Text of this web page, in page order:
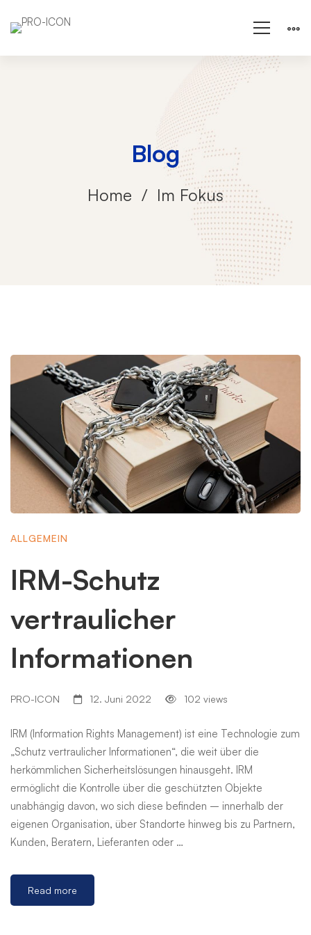
Blog
Home Im Fokus
ALLGEMEIN
IRM-Schutz
vertraulicher
Informationen
PRO-ICON 12. Juni 2022 102 views
IRM (Information Rights Management) ist eine Technologie zum
„Schutz vertraulicher Informationen“, die weit über die
herkömmlichen Sicherheitslösungen hinausgeht. IRM
ermöglicht die Kontrolle über die geschützten Objekte
unabhängig davon, wo sich diese befinden – innerhalb der
eigenen Organisation, über Standorte hinweg bis zu Partnern,
Kunden, Beratern, Lieferanten oder …
Read more